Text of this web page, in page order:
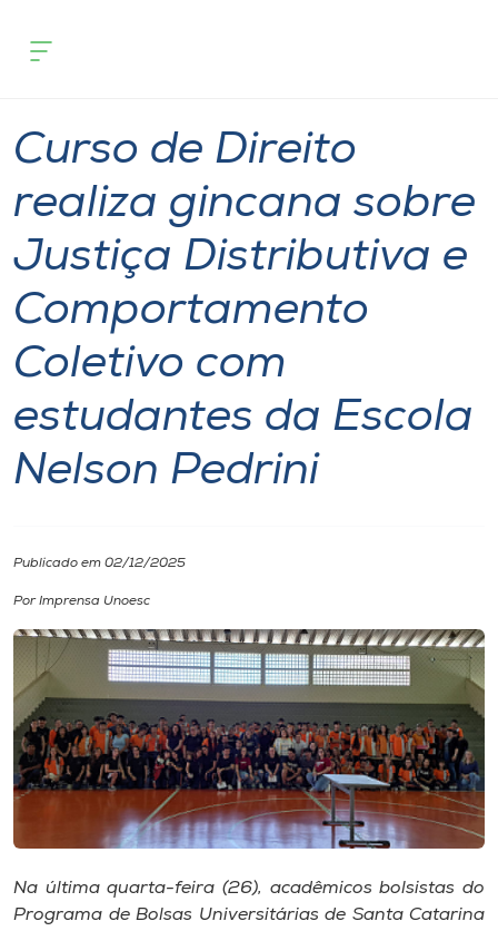
Cursos
Atendimento ao Estudante
Portal de Ensino
Unoesc
Internacionalização
Diplomados
Cultura
CPA
Editora
Curso de Direito
realiza gincana sobre
Justiça Distributiva e
Comportamento
Coletivo com
estudantes da Escola
Nelson Pedrini
Publicado em 02/12/2025
Por Imprensa Unoesc
Na última quarta-feira (26), acadêmicos bolsistas do
Programa de Bolsas Universitárias de Santa Catarina